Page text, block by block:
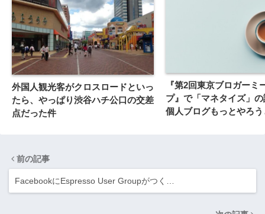
外国人観光客がクロスロードといっ
たら、やっぱり渋谷ハチ公口の交差
点だった件
『第2回東京ブロガーミ
プ』で「マネタイズ」
個人ブログもっとやろ
前の記事
FacebookにEspresso User Groupがつく…